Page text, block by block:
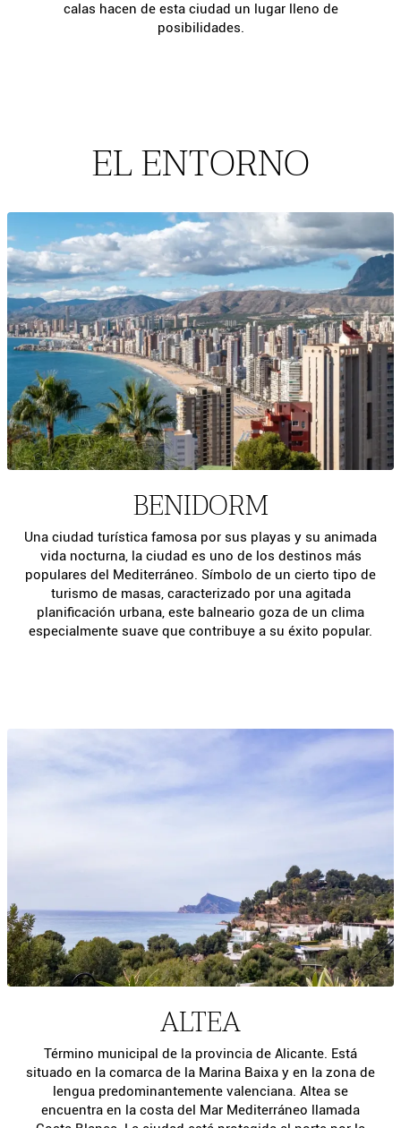
calas hacen de esta ciudad un lugar lleno de
posibilidades.
EL ENTORNO
BENIDORM
Una ciudad turística famosa por sus playas y su animada
vida nocturna, la ciudad es uno de los destinos más
populares del Mediterráneo. Símbolo de un cierto tipo de
turismo de masas, caracterizado por una agitada
planificación urbana, este balneario goza de un clima
especialmente suave que contribuye a su éxito popular.
ALTEA
Término municipal de la provincia de Alicante. Está
situado en la comarca de la Marina Baixa y en la zona de
lengua predominantemente valenciana. Altea se
encuentra en la costa del Mar Mediterráneo llamada